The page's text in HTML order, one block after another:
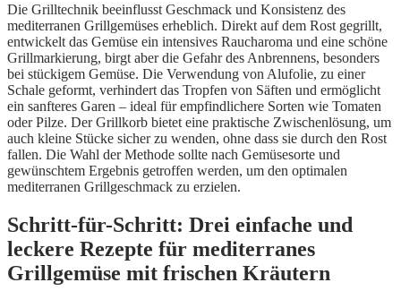
Die Grilltechnik beeinflusst Geschmack und Konsistenz des
mediterranen Grillgemüses erheblich. Direkt auf dem Rost gegrillt,
entwickelt das Gemüse ein intensives Raucharoma und eine schöne
Grillmarkierung, birgt aber die Gefahr des Anbrennens, besonders
bei stückigem Gemüse. Die Verwendung von Alufolie, zu einer
Schale geformt, verhindert das Tropfen von Säften und ermöglicht
ein sanfteres Garen – ideal für empfindlichere Sorten wie Tomaten
oder Pilze. Der Grillkorb bietet eine praktische Zwischenlösung, um
auch kleine Stücke sicher zu wenden, ohne dass sie durch den Rost
fallen. Die Wahl der Methode sollte nach Gemüsesorte und
gewünschtem Ergebnis getroffen werden, um den optimalen
mediterranen Grillgeschmack zu erzielen.
Schritt-für-Schritt: Drei einfache und
leckere Rezepte für mediterranes
Grillgemüse mit frischen Kräutern